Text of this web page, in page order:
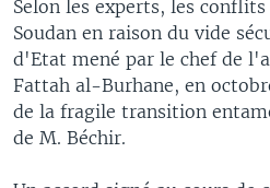
Selon les experts, les
Soudan en raison du vide
d'Etat mené par le chef de
Fattah al-Burhane, en
de la fragile transition
de M. Béchir.